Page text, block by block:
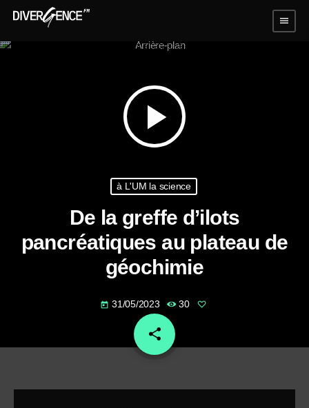
menu
play_arrow
à L'UM la science
De la greffe d’ilots
pancréatiques au plateau de
géochimie
today 31/05/2023 30
share
email